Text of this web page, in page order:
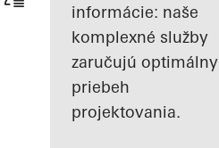
informácie: naše
komplexné služby
zaručujú optimálny
priebeh
projektovania.